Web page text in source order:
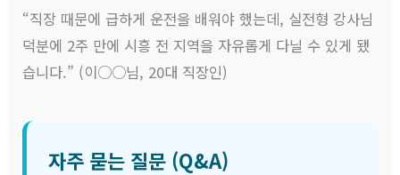
“직장 때문에 급하게 운전을 배워야 했는데, 실전형 강사님
덕분에 2주 만에 시흥 전 지역을 자유롭게 다닐 수 있게 됐
습니다.” (이○○님, 20대 직장인)
자주 묻는 질문 (Q&A)